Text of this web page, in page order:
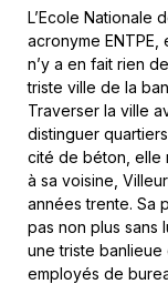
L’Ecole Nationale
acronyme ENTPE,
n’y a en fait rien
triste ville de la
Traverser la ville
distinguer
cité de béton, elle
à sa voisine,
années trente. Sa
pas non plus sans
une triste banlieue
employés de